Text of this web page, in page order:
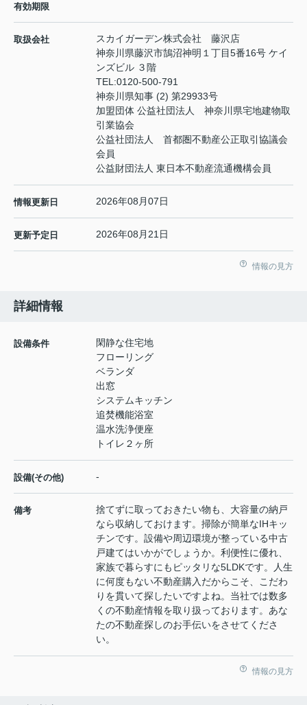
有効期限
取扱会社
スカイガーデン株式会社 藤沢店
神奈川県藤沢市鵠沼神明１丁目5番16号 ケイ
ンズビル ３階
TEL:0120-500-791
神奈川県知事 (2) 第29933号
加盟団体 公益社団法人 神奈川県宅地建物取
引業協会
公益社団法人 首都圏不動産公正取引協議会
会員
公益財団法人 東日本不動産流通機構会員
情報更新日 2026年08月07日
更新予定日 2026年08月21日
情報の見方
詳細情報
設備条件
閑静な住宅地
フローリング
ベランダ
出窓
システムキッチン
追焚機能浴室
温水洗浄便座
トイレ２ヶ所
設備(その他) -
備考
捨てずに取っておきたい物も、大容量の納戸
なら収納しておけます。掃除が簡単なIHキッ
チンです。設備や周辺環境が整っている中古
戸建てはいかがでしょうか。利便性に優れ、
家族で暮らすにもピッタリな5LDKです。人生
に何度もない不動産購入だからこそ、こだわ
りを貫いて探したいですよね。当社では数多
くの不動産情報を取り扱っております。あな
たの不動産探しのお手伝いをさせてくださ
い。
情報の見方